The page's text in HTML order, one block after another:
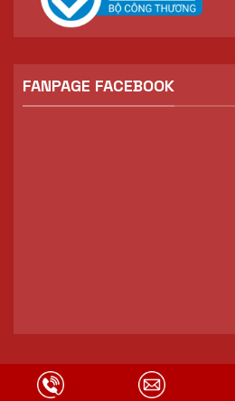
FANPAGE FACEBOOK